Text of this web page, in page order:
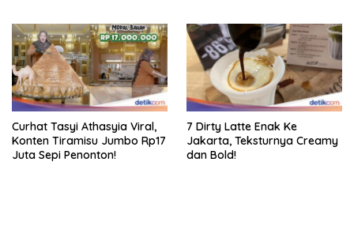
Curhat Tasyi Athasyia Viral,
Konten Tiramisu Jumbo Rp17
Juta Sepi Penonton!
7 Dirty Latte Enak Ke
Jakarta, Teksturnya Creamy
dan Bold!